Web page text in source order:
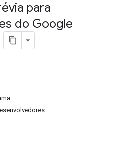
para
do Google